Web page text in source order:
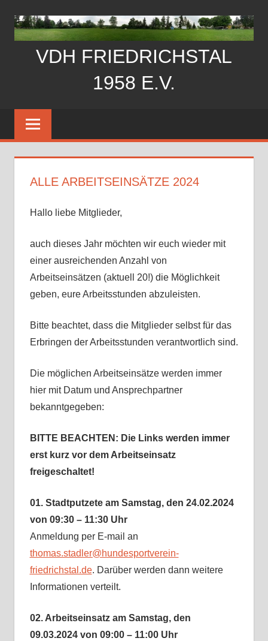
Inhalt
springen
VDH FRIEDRICHSTAL
1958 E.V.
Verein
stelltALLE ARBEITSEINSÄTZE 2024
Hallo liebe Mitglieder,
auch dieses Jahr möchten wir euch wieder mit
einer ausreichenden Anzahl von
Arbeitseinsätzen (aktuell 20!) die Möglichkeit
geben, eure Arbeitsstunden abzuleisten.
Bitte beachtet, dass die Mitglieder selbst für das
Erbringen der Arbeitsstunden verantwortlich sind.
Die möglichen Arbeitseinsätze werden immer
hier mit Datum und Ansprechpartner
bekanntgegeben:
BITTE BEACHTEN: Die Links werden immer
erst kurz vor dem Arbeitseinsatz
freigeschaltet!
01. Stadtputzete am Samstag, den 24.02.2024
von 09:30 – 11:30 Uhr
Anmeldung per E-mail an
thomas.stadler@hundesportverein-
friedrichstal.de. Darüber werden dann weitere
Informationen verteilt.
02. Arbeitseinsatz am Samstag, den
09.03.2024 von 09:00 – 11:00 Uhr